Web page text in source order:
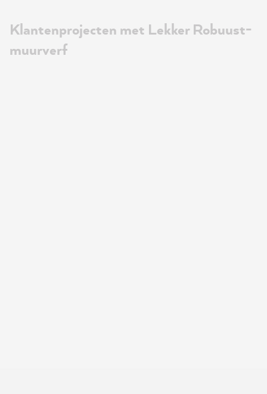
Klantenprojecten met Lekker Robuust-
muurverf